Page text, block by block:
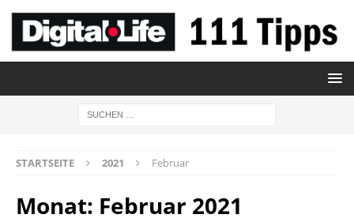
STARTSEITE 2021 Februar
Monat: Februar 2021